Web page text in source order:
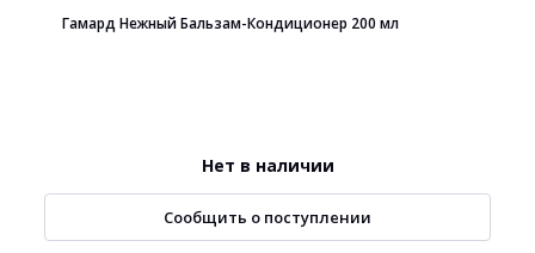
Гамард Нежный Бальзам-Кондиционер 200 мл
Нет в наличии
Сообщить о поступлении